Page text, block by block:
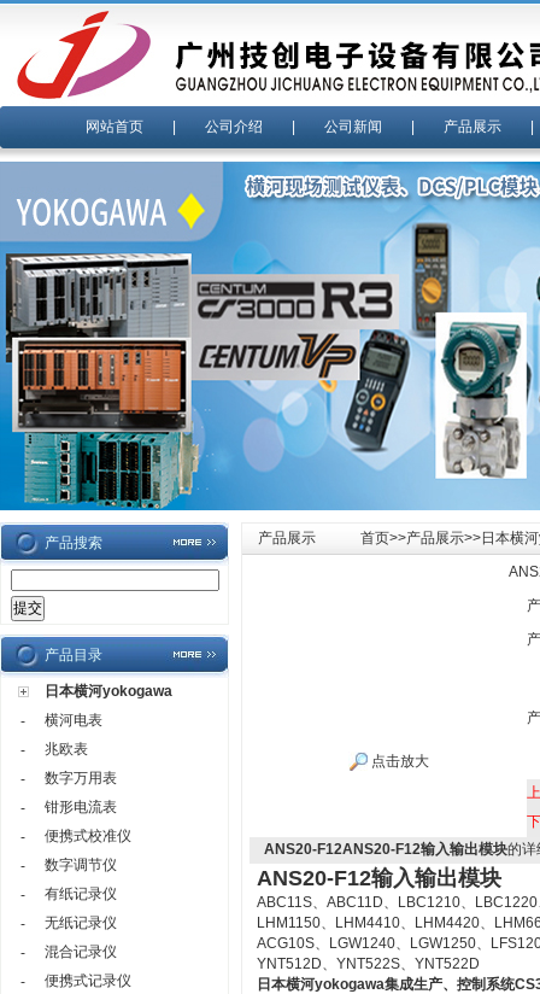
网站首页 公司介绍 公司新闻 产品展示
产品搜索
产品目录
日本横河yokogawa
-
横河电表
-
兆欧表
-
数字万用表
-
钳形电流表
-
便携式校准仪
-
数字调节仪
-
有纸记录仪
-
无纸记录仪
-
混合记录仪
-
便携式记录仪
产品展示 首页>>产品展示>>日本横
点击放大
ANS20-F12ANS20-F12输入输出模块的详
ANS20-F12输入输出模块
ABC11S、ABC11D、LBC1210、
LHM1150、LHM4410、LHM4420、
ACG10S、LGW1240、LGW1250、
YNT512D、YNT522S、YNT522D
日本横河yokogawa集成生产、控制系统